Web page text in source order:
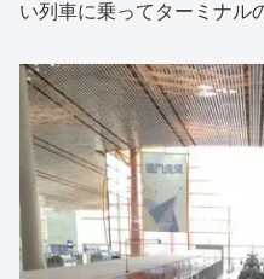
い列車に乗ってターミナル